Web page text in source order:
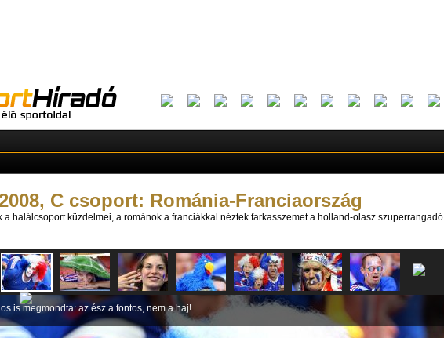
C csoport: Románia-Franciaország
a halálcsoport küzdelmei, a románok a franciákkal néztek farkasszemet a holland-olasz szuperrangadó
is megmondta: az ész a fontos, nem a haj!